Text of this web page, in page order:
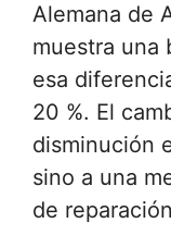
Alemana de
muestra una
esa
20 %. El
disminución
sino a una
de